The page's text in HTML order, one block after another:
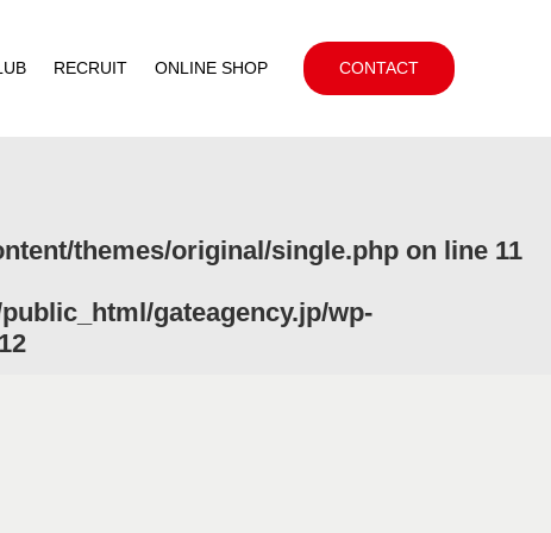
RECRUIT ONLINE SHOP CONTACT
themes/original/single.phpon line 11
gateagency.jp/wp-
12